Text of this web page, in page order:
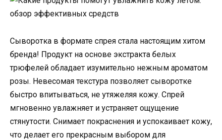
Сыворотка в формате спрея стала настоящим хитом
бренда! Продукт на основе экстракта белых
трюфелей обладает изумительно нежным ароматом
розы. Невесомая текстура позволяет сыворотке
быстро впитываться, не утяжеляя кожу. Спрей
мгновенно увлажняет и устраняет ощущение
стянутости. Снимает покраснения и успокаивает кожу,
что делает его прекрасным выбором для